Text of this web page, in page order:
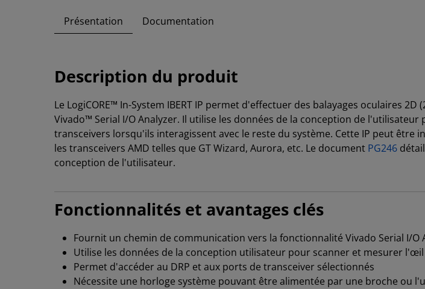
Présentation Documentation
Description du produit
Le LogiCORE™ In-System IBERT IP permet d'effectuer des balayages oculaires
Vivado™ Serial I/O Analyzer. Il utilise les données de la conception de
transceivers lorsqu'ils interagissent avec le reste du système. Cette IP peut être
les transceivers AMD telles que GT Wizard, Aurora, etc. Le document PG246
conception de l'utilisateur.
Fonctionnalités et avantages clés
Fournit un chemin de communication vers la fonctionnalité Vivado Serial I/O
Utilise les données de la conception utilisateur pour scanner et mesurer l'œil
Permet d'accéder au DRP et aux ports de transceiver sélectionnés
Nécessite une horloge système pouvant être alimentée par une broche ou